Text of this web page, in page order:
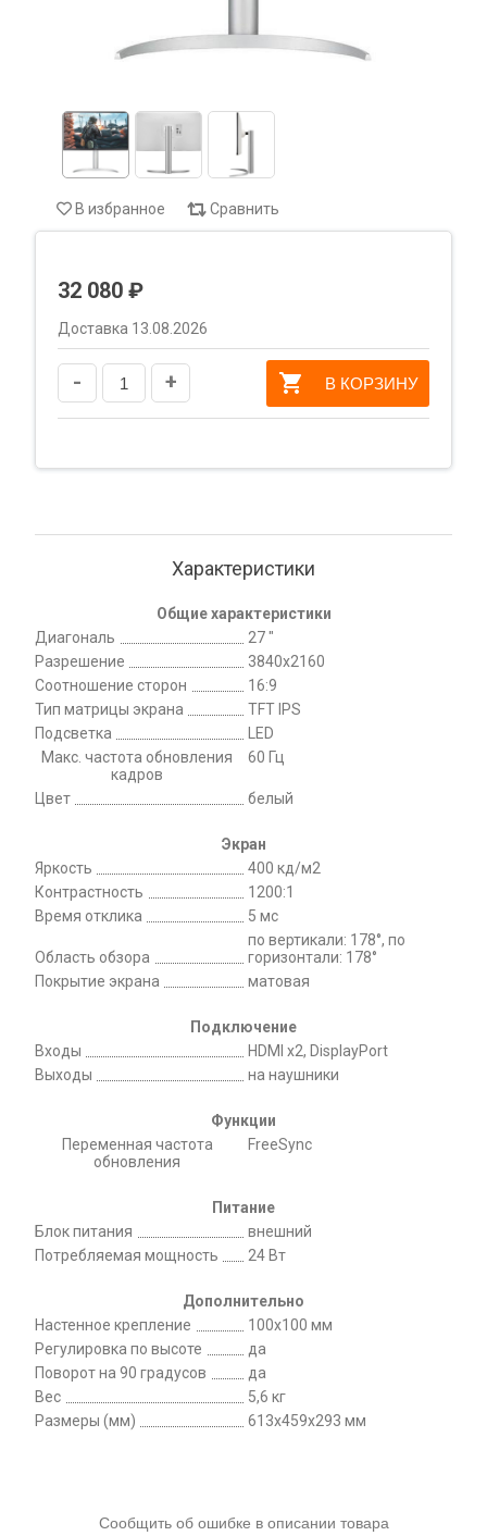
В избранное Сравнить
32 080 ₽
Доставка 13.08.2026
- + В КОРЗИНУ
Характеристики
Общие характеристики
Диагональ
27 "
Разрешение
3840x2160
Соотношение сторон
16:9
Тип матрицы экрана
TFT IPS
Подсветка
LED
Макс. частота обновления
кадров
60 Гц
Цвет белый
Экран
Яркость
400 кд/м2
Контрастность
1200:1
Время отклика
5 мс
Область обзора
по вертикали: 178°, по
горизонтали: 178°
Покрытие экрана
матовая
Подключение
Входы
HDMI x2, DisplayPort
Выходы
на наушники
Функции
Переменная частота
обновления
FreeSync
Питание
Блок питания
внешний
Потребляемая мощность
24 Вт
Дополнительно
Настенное крепление
100x100 мм
Регулировка по высоте
да
Поворот на 90 градусов
да
Вес
5,6 кг
Размеры (мм)
613x459x293 мм
Сообщить об ошибке в описании товара